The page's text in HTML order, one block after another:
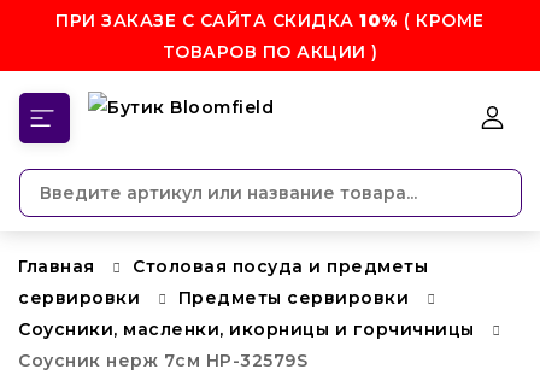
ПРИ ЗАКАЗЕ С САЙТА СКИДКА10% ( КРОМЕ
ТОВАРОВ ПО АКЦИИ )
Главная
Столовая посуда и предметы
сервировки
Предметы сервировки
Соусники, масленки, икорницы и горчичницы
Соусник нерж 7см HP-32579S